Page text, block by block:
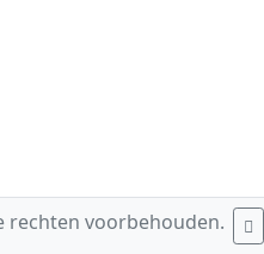
rechten voorbehouden.